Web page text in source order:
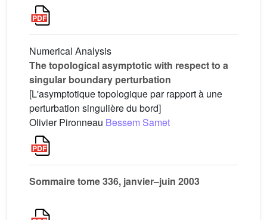
Numerical Analysis
The topological asymptotic with respect to a
singular boundary perturbation
[L'asymptotique topologique par rapport à une
perturbation singulière du bord]
Olivier Pironneau Bessem Samet
Sommaire tome 336, janvier–juin 2003